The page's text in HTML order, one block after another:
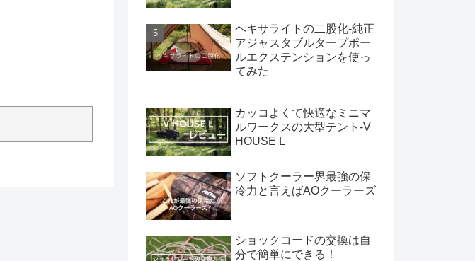
ヘキサライトの二股化-純正
アジャスタブルタープポー
ルエクステンションを使っ
てみた
カッコよくて快適なミニマ
ルワークスの大型テント-V
HOUSE L
ソフトクーラー界最強の保
冷力と言えばAOクーラーズ
ショックコードの交換は自
分で簡単にできる！